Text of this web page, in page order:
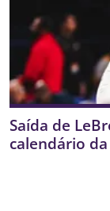
Saída de
calendário